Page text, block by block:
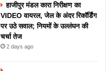
हाजीपुर मंडल कारा निरीक्षण का
VIDEO वायरल, जेल के अंदर रिकॉर्डिंग
पर उठे सवाल; नियमों के उल्लंघन की
चर्चा तेज
2 days ago